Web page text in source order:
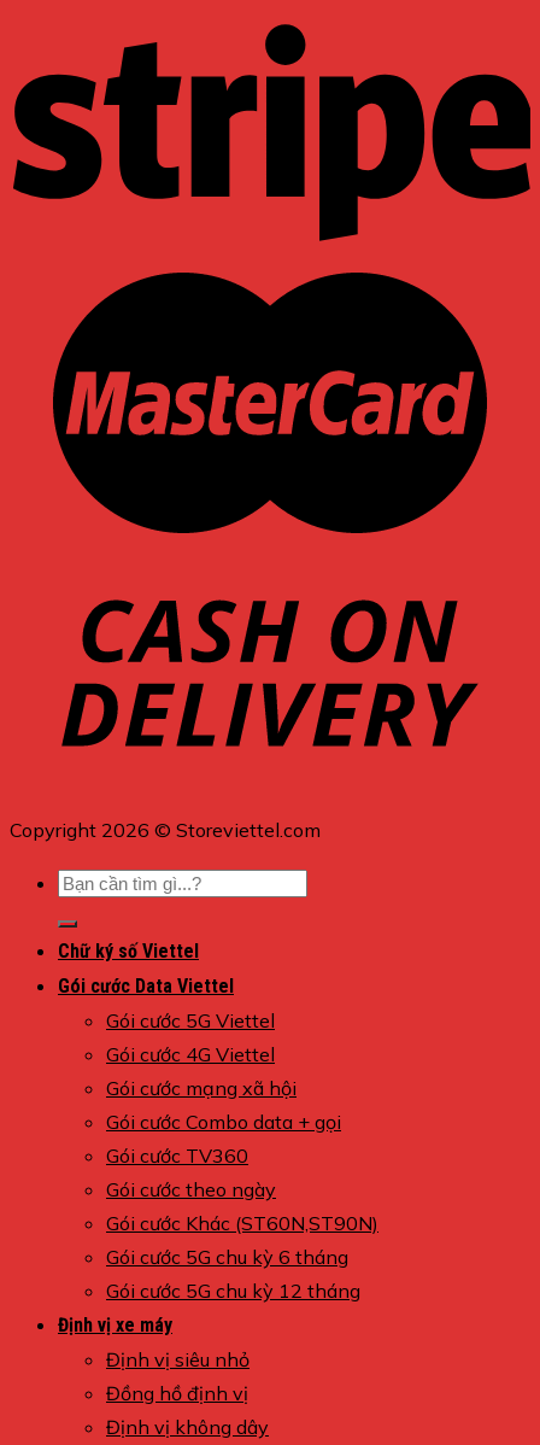
Copyright 2026 © Storeviettel.com
Tìm
kiếm:
Chữ ký số Viettel
Gói cước Data Viettel
Gói cước 5G Viettel
Gói cước 4G Viettel
Gói cước mạng xã hội
Gói cước Combo data + gọi
Gói cước TV360
Gói cước theo ngày
Gói cước Khác (ST60N,ST90N)
Gói cước 5G chu kỳ 6 tháng
Gói cước 5G chu kỳ 12 tháng
Định vị xe máy
Định vị siêu nhỏ
Đồng hồ định vị
Định vị không dây